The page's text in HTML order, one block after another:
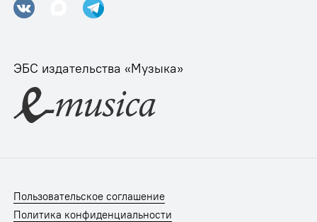
ЭБС издательства «Музыка»
Пользовательское соглашение
Политика конфиденциальности